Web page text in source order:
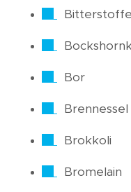
Bitterstoffe
Bor
Brennessel
Brokkoli
Bromelain